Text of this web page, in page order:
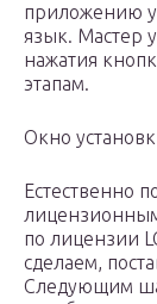
приложению
язык. Мастер
нажатия
этапам.
Окно
Естественно
по лицензии
сделаем,
Следующим